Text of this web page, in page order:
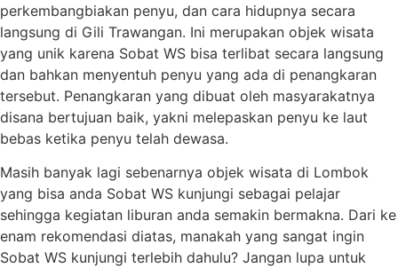
perkembangbiakan penyu, dan cara hidupnya secara
langsung di Gili Trawangan. Ini merupakan objek wisata
yang unik karena Sobat WS bisa terlibat secara langsung
dan bahkan menyentuh penyu yang ada di penangkaran
tersebut. Penangkaran yang dibuat oleh masyarakatnya
disana bertujuan baik, yakni melepaskan penyu ke laut
bebas ketika penyu telah dewasa.
Masih banyak lagi sebenarnya objek wisata di Lombok
yang bisa anda Sobat WS kunjungi sebagai pelajar
sehingga kegiatan liburan anda semakin bermakna. Dari ke
enam rekomendasi diatas, manakah yang sangat ingin
Sobat WS kunjungi terlebih dahulu? Jangan lupa untuk